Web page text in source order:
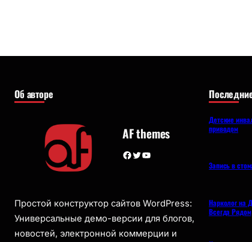
Об авторе
AF themes
Facebook Twitter YouTube
Простой конструктор сайтов WordPress:
Универсальные демо-версии для блогов,
новостей, электронной коммерции и
Детские
приводом
Запись в
Нарколог на
Всегда Рядом